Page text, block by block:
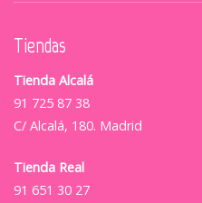
Tiendas
Tienda Alcalá
91 725 87 38
C/ Alcalá, 180. Madrid
Tienda Real
91 651 30 27